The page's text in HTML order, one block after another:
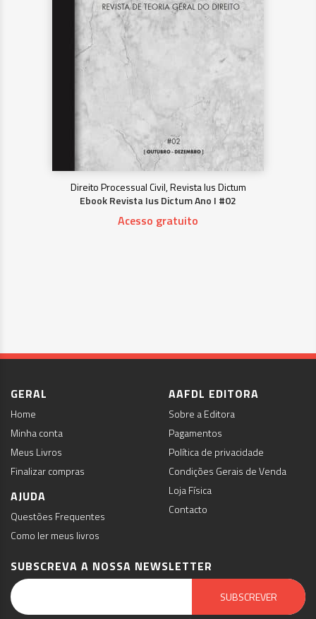
Direito Processual Civil, Revista Ius Dictum
Ebook Revista Ius Dictum Ano I #02
Acesso gratuito
GERAL
Home
Minha conta
Meus Livros
Finalizar compras
AJUDA
Questões Frequentes
Como ler meus livros
AAFDL EDITORA
Sobre a Editora
Pagamentos
Política de privacidade
Condições Gerais de Venda
Loja Física
Contacto
SUBSCREVA A NOSSA NEWSLETTER
SUBSCREVER
Email Marketing by E-goi